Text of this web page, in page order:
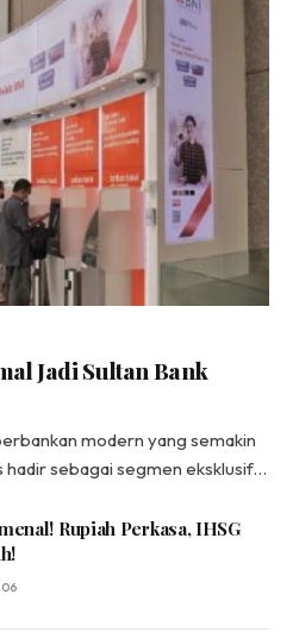
Jadi Sultan Bank
modern yang semakin
sebagai segmen eksklusif…
Rupiah Perkasa, IHSG